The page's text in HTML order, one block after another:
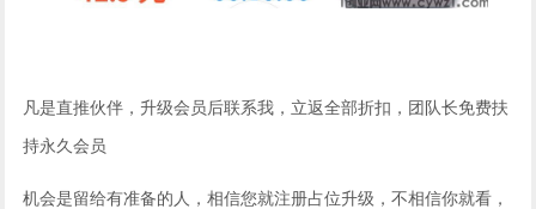
凡是直推伙伴，升级会员后联系我，立返全部折扣，团队长免费扶
持永久会员
机会是留给有准备的人，相信您就注册占位升级，不相信你就看，